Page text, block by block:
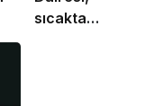
sıcakta